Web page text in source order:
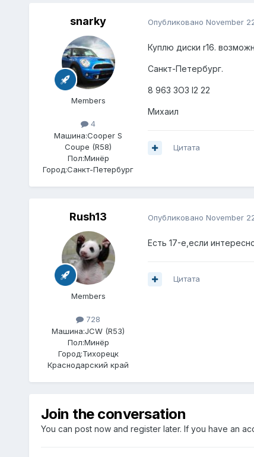
snarky
Members
4
Машина:Cooper S
Coupe (R58)
Пол:Минёр
Город:Санкт-Петербург
Опубликовано November
Куплю диски r16.
Санкт-Петербург.
8 963 3O3 I2 22
Михаил
Цитата
Rush13
Members
728
Машина:JCW (R53)
Пол:Минёр
Город:Тихорецк
Краснодарский край
Опубликовано November
Есть 17-е,если
Цитата
Join the conversation
You can post now and register later. If you have an